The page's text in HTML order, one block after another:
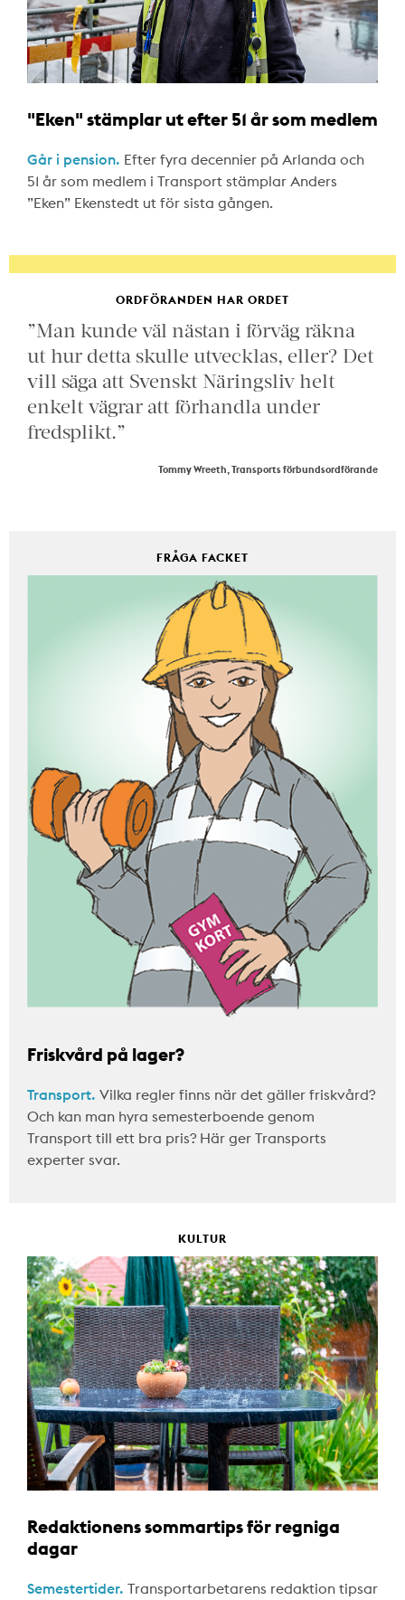
"Eken" stämplar ut efter 51 år som medlem
Går i pension. Efter fyra decennier på Arlanda och
51 år som medlem i Transport stämplar Anders
”Eken” Ekenstedt ut för sista gången.
ORDFÖRANDEN HAR ORDET
”Man kunde väl nästan i förväg räkna
ut hur detta skulle utvecklas, eller? Det
vill säga att Svenskt Näringsliv helt
enkelt vägrar att förhandla under
fredsplikt.”
Tommy Wreeth, Transports förbundsordförande
FRÅGA FACKET
Friskvård på lager?
Transport. Vilka regler finns när det gäller friskvård?
Och kan man hyra semesterboende genom
Transport till ett bra pris? Här ger Transports
experter svar.
KULTUR
Redaktionens sommartips för regniga
dagar
Semestertider. Transportarbetarens redaktion tipsar